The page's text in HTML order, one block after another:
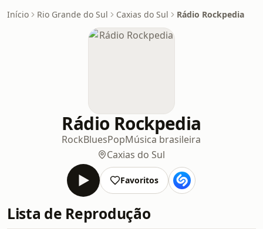
Início Rio Grande do Sul Caxias do Sul Rádio Rockpedia
Rádio Rockpedia
RockBluesPopMúsica brasileira
Caxias do Sul
Favoritos
Lista de Reprodução